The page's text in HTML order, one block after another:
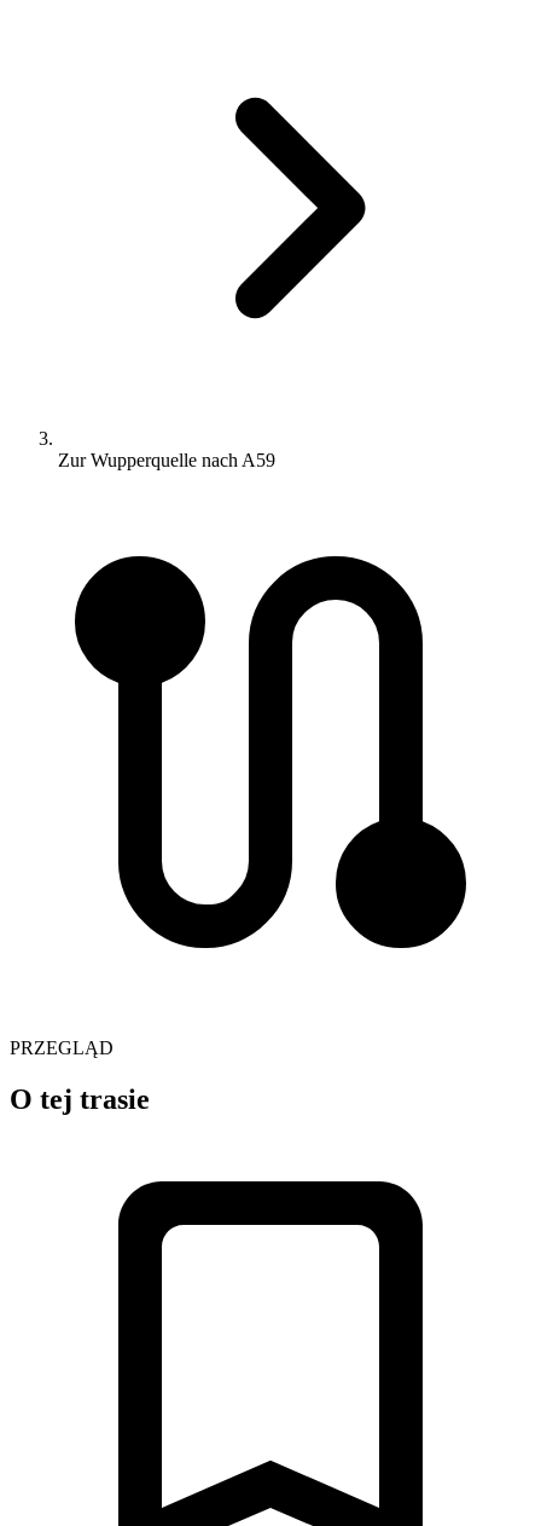
Zur Wupperquelle nach A59
PRZEGLĄD
O tej trasie